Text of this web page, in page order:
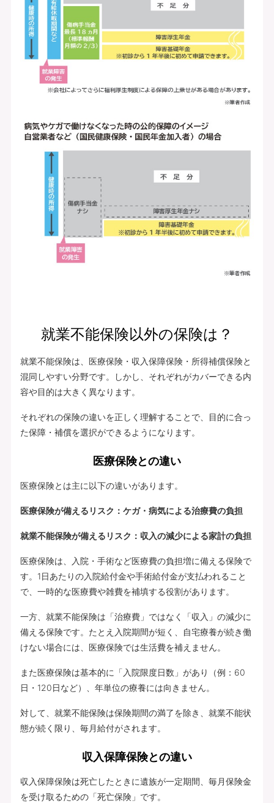
就業不能保険以外の保険は？
就業不能保険は、医療保険・収入保障保険・所得補償保険と
混同しやすい分野です。しかし、それぞれがカバーできる内
容や目的は大きく異なります。
それぞれの保険の違いを正しく理解することで、目的に合っ
た保障・補償を選択ができるようになります。
医療保険との違い
医療保険とは主に以下の違いがあります。
医療保険が備えるリスク：ケガ・病気による治療費の負担
就業不能保険が備えるリスク：収入の減少による家計の負担
医療保険は、入院・手術など医療費の負担増に備える保険で
す。1日あたりの入院給付金や手術給付金が支払われること
で、一時的な医療費や雑費を補填する役割があります。
一方、就業不能保険は「治療費」ではなく「収入」の減少に
備える保険です。たとえ入院期間が短く、自宅療養が続き働
けない場合には、医療保険では生活費を補えません。
また医療保険は基本的に「入院限度日数」があり（例：60
日・120日など）、年単位の療養には向きません。
対して、就業不能保険は保険期間の満了を除き、就業不能状
態が続く限り、毎月給付がされます。
収入保障保険との違い
収入保障保険は死亡したときに遺族が一定期間、毎月保険金
を受け取るための「死亡保険」です。